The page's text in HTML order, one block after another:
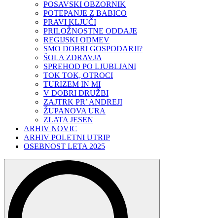
POSAVSKI OBZORNIK
POTEPANJE Z BABICO
PRAVI KLJUČI
PRILOŽNOSTNE ODDAJE
REGIJSKI ODMEV
SMO DOBRI GOSPODARJI?
ŠOLA ZDRAVJA
SPREHOD PO LJUBLJANI
TOK TOK, OTROCI
TURIZEM IN MI
V DOBRI DRUŽBI
ZAJTRK PR’ ANDREJI
ŽUPANOVA URA
ZLATA JESEN
ARHIV NOVIC
ARHIV POLETNI UTRIP
OSEBNOST LETA 2025